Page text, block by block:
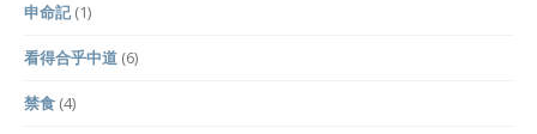
申命記(1)
看得合乎中道 (6)
禁食 (4)